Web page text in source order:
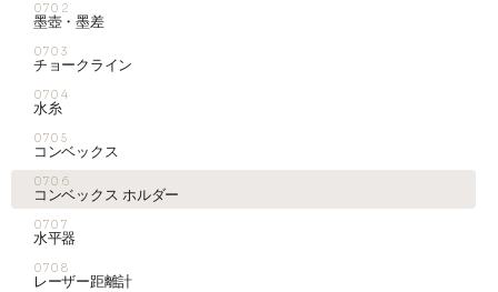
0702
墨壺・墨差
0703
チョークライン
0704
水糸
0705
コンベックス
0706
コンベックス ホルダー
0707
水平器
0708
レーザー距離計